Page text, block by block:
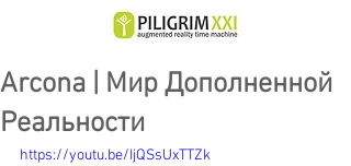
Arcona | Мир Дополненной
Реальности
https://youtu.be/IjQSsUxTTZk